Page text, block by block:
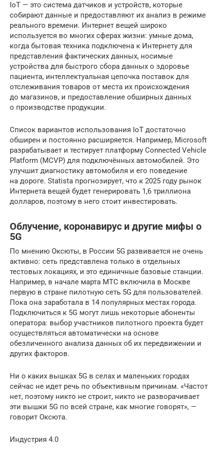
IoT — это система датчиков и устройств, которые
собирают данные и предоставляют их анализ в режиме
реального времени. Интернет вещей широко
используется во многих сферах жизни: умные дома,
когда бытовая техника подключена к Интернету для
представления фактических данных, носимые
устройства для быстрого сбора данных о здоровье
пациента, интеллектуальная цепочка поставок для
отслеживания товаров от места их происхождения
до магазинов, и предоставление обширных данных
о производстве продукции.
Список вариантов использования IoT достаточно
обширен и постоянно расширяется. Например, Microsoft
разрабатывает и тестирует платформу Connected Vehicle
Platform (MCVP) для подключённых автомобилей. Это
улучшит диагностику автомобиля и его поведение
на дороге. Statista прогнозирует, что к 2025 году рынок
Интернета вещей будет генерировать 1,6 триллиона
долларов, поэтому в него стоит инвестировать.
Облучение, коронавирус и другие мифы о
5G
По мнению Оксюты, в России 5G развивается не очень
активно: сеть представлена только в отдельных
тестовых локациях, и это единичные базовые станции.
Например, в начале марта МТС включила в Москве
первую в стране пилотную сеть 5G для пользователей.
Пока она заработала в 14 популярных местах города.
Подключиться к 5G могут лишь некоторые абоненты
оператора: выбор участников пилотного проекта будет
осуществляться автоматически на основе
обезличенного анализа данных об их передвижении и
других факторов.
Ни о каких вышках 5G в селах и маленьких городах
сейчас не идет речь по объективным причинам. «Частот
нет, поэтому никто не строит, никто не разворачивает
эти вышки 5G по всей стране, как многие говорят», —
говорит Оксюта.
Индустрия 4.0